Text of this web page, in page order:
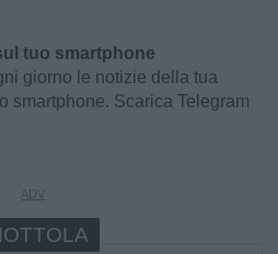
tuo smartphone
giorno le notizie della tua
smartphone. Scarica Telegram